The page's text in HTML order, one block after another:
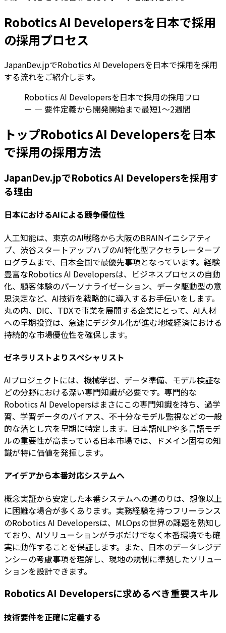
Robotics AI Developersを日本で採用
の採用プロセス
JapanDev.jpでRobotics AI Developersを日本で採用を採用
する流れをご紹介します。
Robotics AI Developersを日本で採用の採用フロ
ー — 要件定義から開発開始まで最短1〜2週間
トップRobotics AI Developersを日本
で採用の採用方法
JapanDev.jpでRobotics AI Developersを採用す
る理由
日本におけるAIによる競争優位性
人工知能は、東京のAI戦略から大阪のBRAINイニシアティ
ブ、渋谷スタートアップハブのAI特化型アクセラレータープ
ログラムまで、日本全国で最優先事項となっています。経験
豊富なRobotics AI Developersは、ビジネスプロセスの自動
化、顧客体験のパーソナライゼーション、データ駆動型の意
思決定など、AI技術を戦略的に導入するお手伝いをします。
丸の内、DIC、TDXで事業を展開する企業にとって、AI人材
への早期投資は、急速にデジタル化が進む地域経済における
持続的な市場優位性を確保します。
ゼネラリストよりスペシャリスト
AIプロジェクトには、機械学習、データ準備、モデル検証な
どの分野における深い専門知識が必要です。専門的な
Robotics AI Developersはまさにこの専門知識を持ち、過学
習、学習データのバイアス、不十分なモデル監視などの一般
的な落とし穴を早期に特定します。日本語NLPや多言語モデ
ルの重要性が高まっている日本市場では、ドメイン固有の知
識が特に価値を発揮します。
アイデアから本番対応システムへ
概念実証から安定した本番システムへの道のりは、想像以上
に困難な場合が多くあります。実務経験を持つフリーランス
のRobotics AI Developersは、MLOpsの世界の課題を熟知し
ており、AIソリューションがラボだけでなく本番環境でも確
実に動作することを保証します。また、日本のデータレジデ
ンシーの考慮事項を理解し、現地の規制に準拠したソリュー
ションを設計できます。
Robotics AI Developersに求めるべき重要スキル
技術要件を正確に定義する